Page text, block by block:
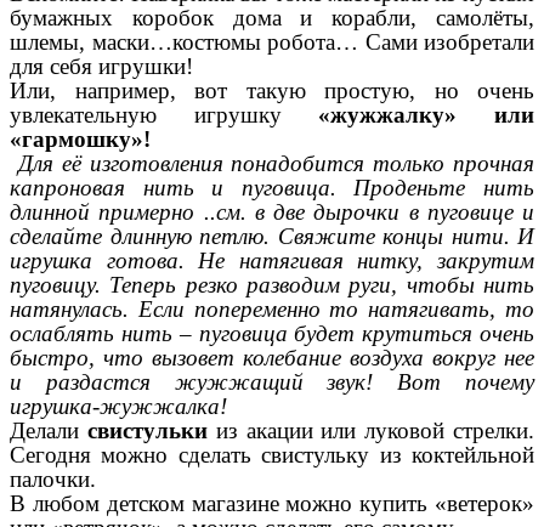
бумажных коробок дома и корабли, самолёты,
шлемы, маски…костюмы робота… Сами изобретали
для себя игрушки!
Или, например, вот такую простую, но очень
увлекательную игрушку «жужжалку» или
«гармошку»!
Для её изготовления понадобится только прочная
капроновая нить и пуговица. Проденьте нить
длинной примерно ..см. в две дырочки в пуговице и
сделайте длинную петлю. Свяжите концы нити. И
игрушка готова. Не натягивая нитку, закрутим
пуговицу. Теперь резко разводим руги, чтобы нить
натянулась. Если попеременно то натягивать, то
ослаблять нить – пуговица будет крутиться очень
быстро, что вызовет колебание воздуха вокруг нее
и раздастся жужжащий звук! Вот почему
игрушка-жужжалка!
Делали свистулькииз акации или луковой стрелки.
Сегодня можно сделать свистульку из коктейльной
палочки.
В любом детском магазине можно купить «ветерок»